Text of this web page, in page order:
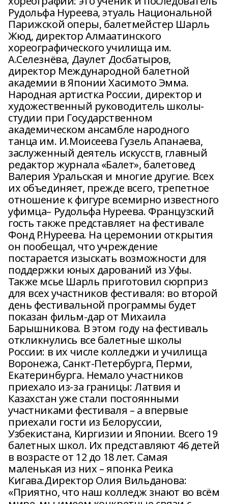
Рудольфа Нуреева, этуаль Национальной
Парижской оперы, балетмейстер Шарль
Жюд, директор Алмаатинского
хореографического училища им.
А.Селезнёва, Даулет Досбатыров,
директор Международной балетной
академии в Японии Хасимото Эмма.
Народная артистка России, директор и
художественный руководитель школы-
студии при Государственном
академическом ансамбле народного
танца им. И.Моисеева Гузель Апанаева,
заслуженный деятель искусств, главный
редактор журнала «Балет», балетовед
Валерия Уральская и многие другие. Всех
их объединяет, прежде всего, трепетное
отношение к фигуре всемирно известного
уфимца– Рудольфа Нуреева. Французский
гость также представляет на фестивале
Фонд Р.Нуреева. На церемонии открытия
он пообещал, что учреждение
постарается изыскать возможности для
поддержки юных дарований из Уфы.
Также мсье Шарль приготовил сюрприз
для всех участников фестиваля: во второй
день фестивальной программы будет
показан фильм-дар от Михаила
Барышникова. В этом году на фестиваль
откликнулись все балетные школы
России: в их числе колледжи и училища
Воронежа, Санкт-Петербурга, Перми,
Екатеринбурга. Немало участников
приехало из-за границы: Латвия и
Казахстан уже стали постоянными
участниками фестиваля – а впервые
приехали гости из Белоруссии,
Узбекистана, Киргизии и Японии. Всего 19
балетных школ. Их представляют 46 детей
в возрасте от 12 до 18 лет. Самая
маленькая из них – японка Реика
Кигава.Директор Олия Вильданова:
«Приятно, что наш колледж знают во всём